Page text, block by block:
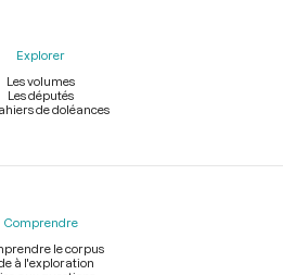
Explorer
Les volumes
Les députés
de doléances
Comprendre
le corpus
à l'exploration